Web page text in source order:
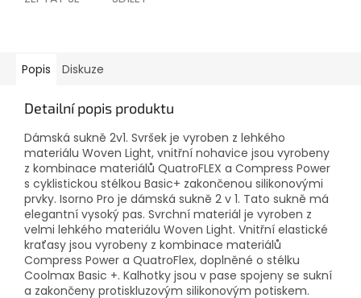
Popis Diskuze
Detailní popis produktu
Dámská sukně 2v1. Svršek je vyroben z lehkého
materiálu Woven Light, vnitřní nohavice jsou vyrobeny
z kombinace materiálů QuatroFLEX a Compress Power
s cyklistickou stélkou Basic+ zakončenou silikonovými
prvky. Isorno Pro je dámská sukně 2 v 1. Tato sukně má
elegantní vysoký pas. Svrchní materiál je vyroben z
velmi lehkého materiálu Woven Light. Vnitřní elastické
kraťasy jsou vyrobeny z kombinace materiálů
Compress Power a QuatroFlex, doplněné o stélku
Coolmax Basic +. Kalhotky jsou v pase spojeny se sukní
a zakončeny protiskluzovým silikonovým potiskem.